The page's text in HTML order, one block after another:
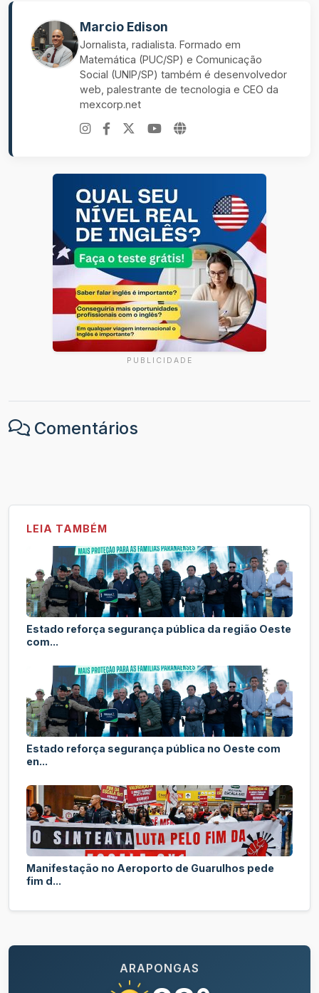
Marcio Edison
Jornalista, radialista. Formado em
Matemática (PUC/SP) e Comunicação
Social (UNIP/SP) também é desenvolvedor
web, palestrante de tecnologia e CEO da
mexcorp.net
PUBLICIDADE
Comentários
LEIA TAMBÉM
Estado reforça segurança pública da região Oeste
com...
Estado reforça segurança pública no Oeste com
en...
Manifestação no Aeroporto de Guarulhos pede
fim d...
ARAPONGAS